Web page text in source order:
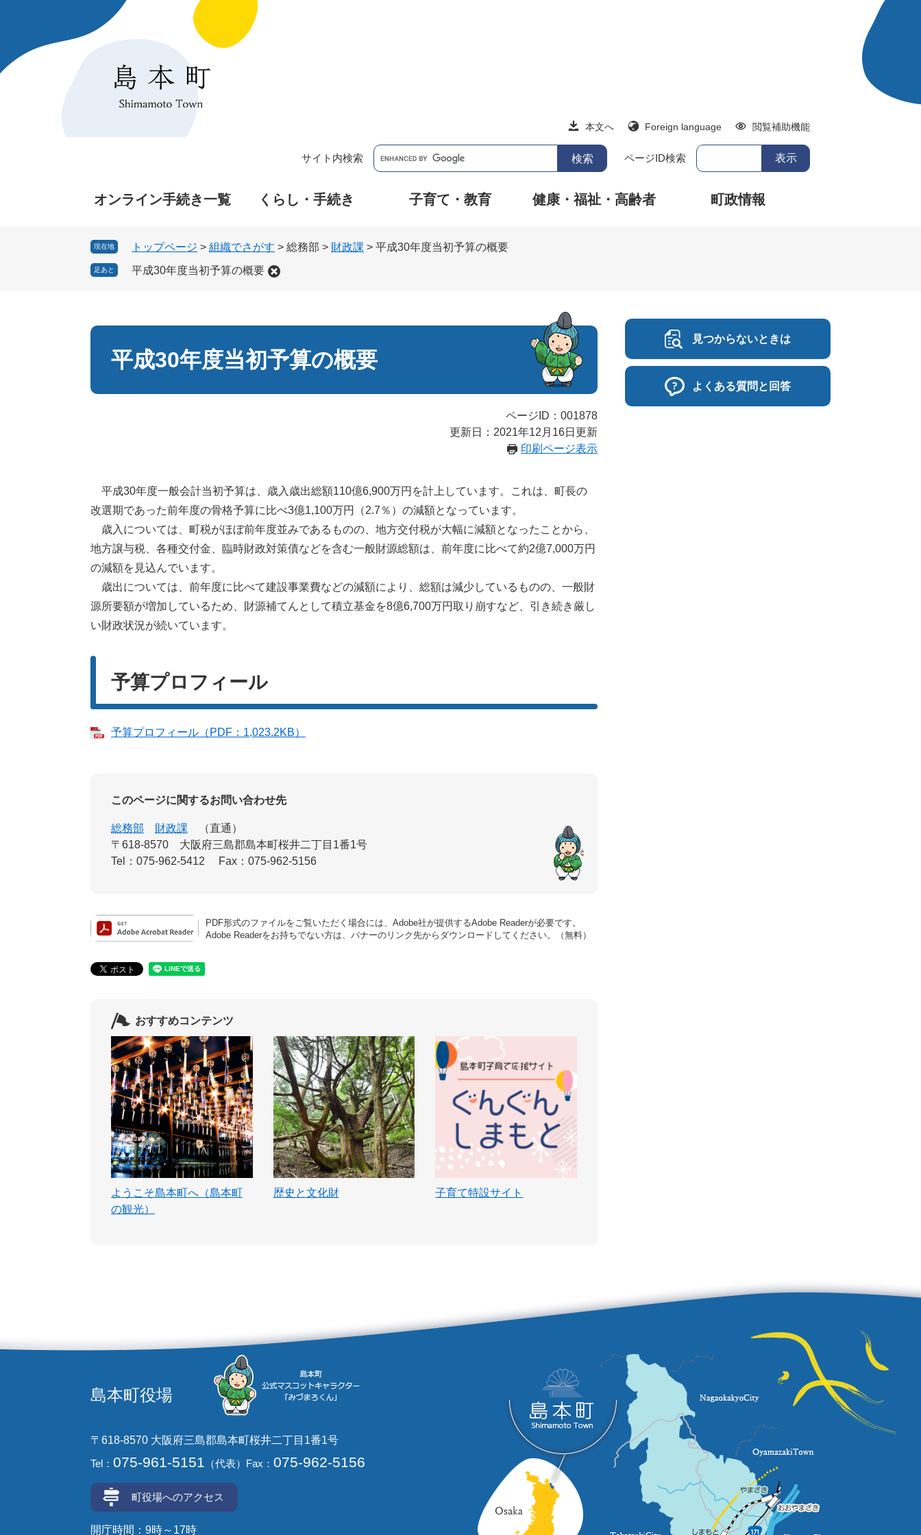
先
を
本文へ Foreign language 閲覧補助機能
サイト内検索 ページID検索
オンライン手続き一覧 くらし・手続き 子育て・教育 健康・福祉・高齢者 町政情報
現在地 トップページ > 組織でさがす > 総務部 > 財政課 > 平成30年度当初予算の概要
足あと 平成30年度当初予算の概要
平成30年度当初予算の概要
ページID：001878
更新日：2021年12月16日更新
印刷ページ表示
平成30年度一般会計当初予算は、歳入歳出総額110億6,900万円を計上しています。これは、町長の
改選期であった前年度の骨格予算に比べ3億1,100万円（2.7％）の減額となっています。
歳入については、町税がほぼ前年度並みであるものの、地方交付税が大幅に減額となったことから、
地方譲与税、各種交付金、臨時財政対策債などを含む一般財源総額は、前年度に比べて約2億7,000万円
の減額を見込んでいます。
歳出については、前年度に比べて建設事業費などの減額により、総額は減少しているものの、一般財
源所要額が増加しているため、財源補てんとして積立基金を8億6,700万円取り崩すなど、引き続き厳し
い財政状況が続いています。
予算プロフィール
予算プロフィール（PDF：1,023.2KB）
このページに関するお問い合わせ先
総務部 財政課
直通
〒618-8570
大阪府三島郡島本町桜井二丁目1番1号
Tel：075-962-5412
Fax：075-962-5156
PDF形式のファイルをご覧いただく場合には、Adobe社が提供するAdobe Readerが必要です。
Adobe Readerをお持ちでない方は、バナーのリンク先からダウンロードしてください。（無料）
おすすめコンテンツ
ようこそ島本町へ（島本町
の観光）
歴史と文化財 子育て特設サイト
見つからないときは
よくある質問と回答
島本町役場
〒618-8570 大阪府三島郡島本町桜井二丁目1番1号
Tel： 075-961-5151 （代表） Fax： 075-962-5156
町役場へのアクセス
開庁時間：9時～17時